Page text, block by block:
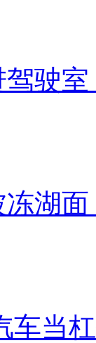
驶
湖
车当